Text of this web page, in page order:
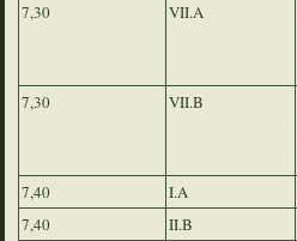
7,30
VII.A
7,30 VII.B
7,40 I.A
7,40
II.B